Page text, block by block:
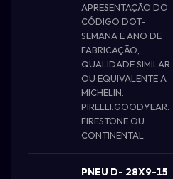
APRESENTAÇÃO DO
CÓDIGO DOT-
SEMANA E ANO DE
FABRICAÇÃO;
QUALIDADE SIMILAR
OU EQUIVALENTE A
MICHELIN.
PIRELLI.GOODYEAR.
FIRESTONE OU
CONTINENTAL
PNEU D- 28X9-15